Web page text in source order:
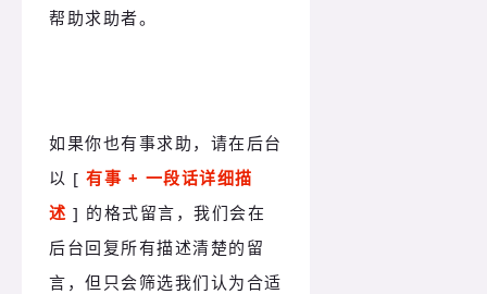
帮助求助者。
如果你也有事求助，请在后台
以 [ 有事 + 一段话详细描
述 ] 的格式留言，我们会在
后台回复所有描述清楚的留
言，但只会筛选我们认为合适